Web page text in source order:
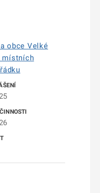
obce Velké
místních